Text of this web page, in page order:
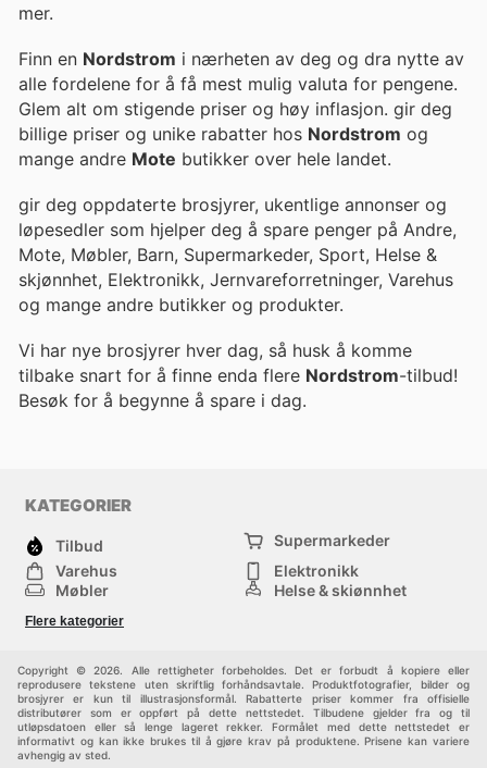
mer.
Finn en Nordstrom i nærheten av deg og dra nytte av
alle fordelene for å få mest mulig valuta for pengene.
Glem alt om stigende priser og høy inflasjon. gir deg
billige priser og unike rabatter hos Nordstrom og
mange andre Mote butikker over hele landet.
gir deg oppdaterte brosjyrer, ukentlige annonser og
løpesedler som hjelper deg å spare penger på Andre,
Mote, Møbler, Barn, Supermarkeder, Sport, Helse &
skjønnhet, Elektronikk, Jernvareforretninger, Varehus
og mange andre butikker og produkter.
Vi har nye brosjyrer hver dag, så husk å komme
tilbake snart for å finne enda flere Nordstrom-tilbud!
Besøk for å begynne å spare i dag.
KATEGORIER
Tilbud
Supermarkeder
Varehus
Elektronikk
Møbler
Helse & skjønnhet
Sport
Flere kategorier
Copyright © 2026. Alle rettigheter forbeholdes. Det er forbudt å kopiere eller
reprodusere tekstene uten skriftlig forhåndsavtale. Produktfotografier, bilder og
brosjyrer er kun til illustrasjonsformål. Rabatterte priser kommer fra offisielle
distributører som er oppført på dette nettstedet. Tilbudene gjelder fra og til
utløpsdatoen eller så lenge lageret rekker. Formålet med dette nettstedet er
informativt og kan ikke brukes til å gjøre krav på produktene. Prisene kan variere
avhengig av sted.